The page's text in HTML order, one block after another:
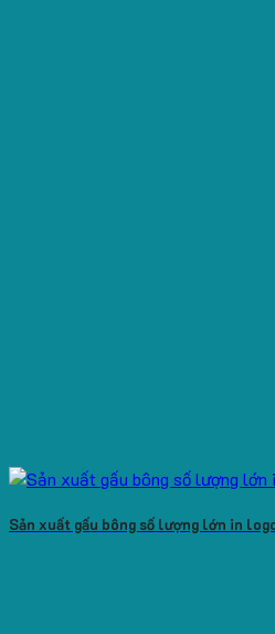
Sản xuất gấu bông số lượng lớn in